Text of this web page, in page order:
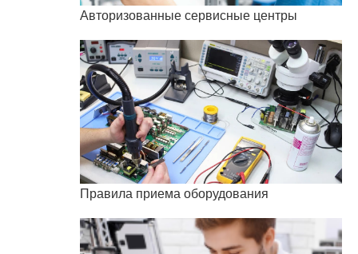
Авторизованные сервисные центры
Правила приема оборудования